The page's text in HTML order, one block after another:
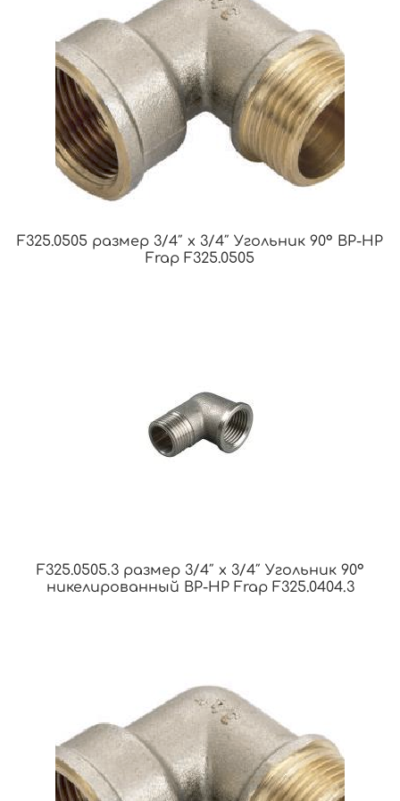
F325.0505 размер 3/4″ x 3/4″ Угольник 90° ВР-НР
Frap F325.0505
F325.0505.3 размер 3/4″ x 3/4″ Угольник 90°
никелированный ВР-НР Frap F325.0404.3